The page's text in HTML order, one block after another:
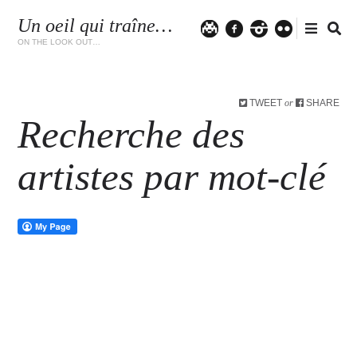
Un oeil qui traîne…
ON THE LOOK OUT…
TWEET or SHARE
Recherche des
artistes par mot-clé